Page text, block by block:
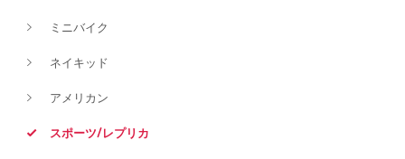
ミニバイク
ネイキッド
アメリカン
スポーツ/レプリカ